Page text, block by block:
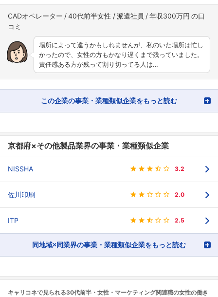
CADオペレーター 40代前半女性 派遣社員 年収300万円
場所によって違うかもしれませんが、私のいた場所は忙し
かったので、女性の方もかなり遅くまで残っていました。
責任感ある方が残って割り切ってる人は…
この企業の事業・業種類似企業をもっと読む
京都府×その他製品業界の事業・業種類似企業
NISSHA 3.2
佐川印刷 2.0
ITP 2.5
同地域×同業界の事業・業種類似企業をもっと読む
キャリコネで見られる30代前半・女性・マーケティング関連職の女性の働き